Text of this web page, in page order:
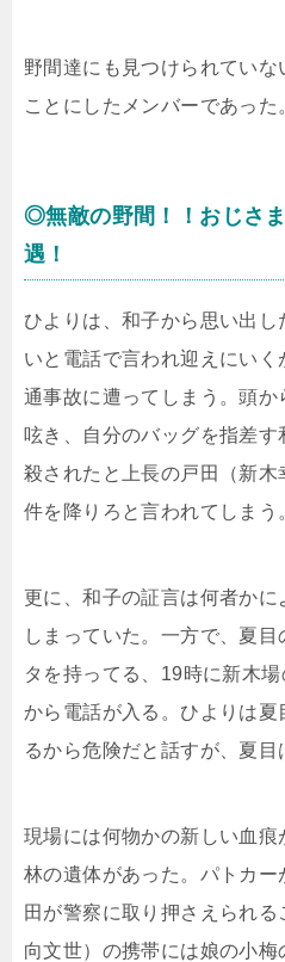
野間達にも見つけられてい
ことにしたメンバーであった
◎無敵の野間！！おじさ
遇！
ひよりは、和子から思い出
いと電話で言われ迎えにい
通事故に遭ってしまう。頭
呟き、自分のバッグを指差
殺されたと上長の戸田（新
件を降りろと言われてしまう
更に、和子の証言は何者かに
しまっていた。一方で、夏
タを持ってる、19時に新木
から電話が入る。ひよりは
るから危険だと話すが、夏目
現場には何物かの新しい血
林の遺体があった。パトカー
田が警察に取り押さえられる
向文世）の携帯には娘の小梅